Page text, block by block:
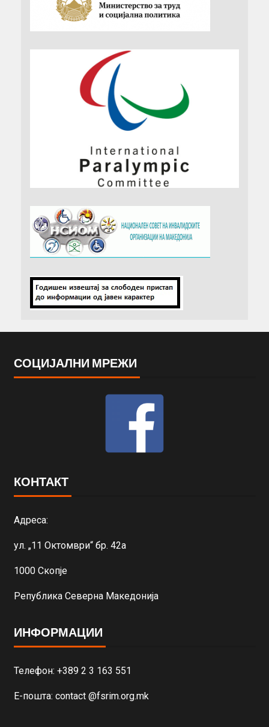
СОЦИЈАЛНИ МРЕЖИ
КОНТАКТ
Адреса:
ул. „11 Октомври“ бр. 42а
1000 Скопје
Република Северна Македонија
ИНФОРМАЦИИ
Телефон: +389 2 3 163 551
Е-пошта: contact @fsrim.org.mk